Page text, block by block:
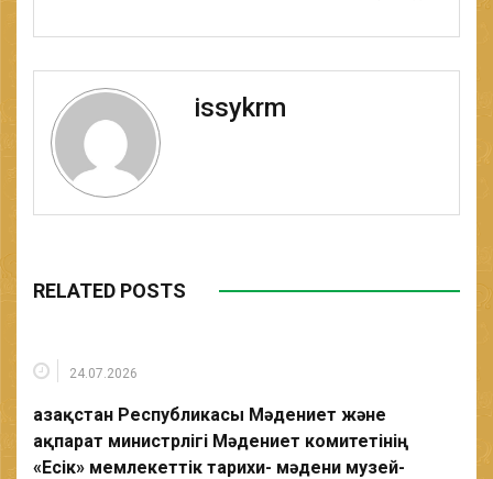
issykrm
RELATED POSTS
24.07.2026
Қазақстан Республикасы Мәдениет және
ақпарат министрлігі Мәдениет комитетінің
«Есік» мемлекеттік тарихи- мәдени музей-